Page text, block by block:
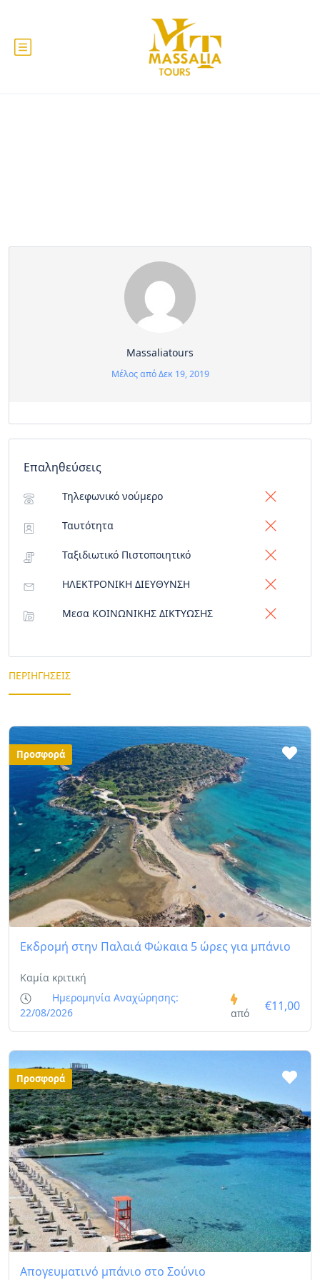
Massaliatours
Μέλος από Δεκ 19, 2019
Επαληθεύσεις
Τηλεφωνικό νούμερο
Ταυτότητα
Ταξιδιωτικό Πιστοποιητικό
ΗΛΕΚΤΡΟΝΙΚΗ ΔΙΕΥΘΥΝΣΗ
Μεσα ΚΟΙΝΩΝΙΚΗΣ ΔΙΚΤΥΩΣΗΣ
ΠΕΡΙΗΓΉΣΕΙΣ
Προσφορά
Εκδρομή στην Παλαιά Φώκαια 5 ώρες για μπάνιο
Καμία κριτική
Ημερομηνία Αναχώρησης:
22/08/2026
από €11,00
Προσφορά
Απογευματινό μπάνιο στο Σούνιο